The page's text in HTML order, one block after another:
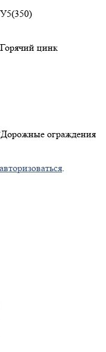
У5(350)
Горячий цинк
Дорожные ограждения
авторизоваться